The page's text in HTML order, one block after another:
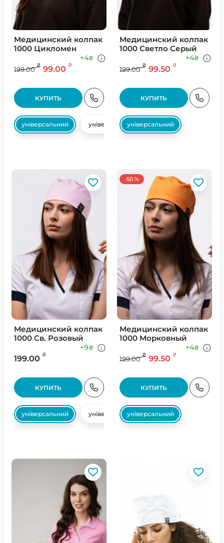
Медицинский колпак
1000 Цикломен
199.00
₴ 99.00 ₴
+4₴
КУПИТЬ
універсальний універсальний
Медицинский колпак
1000 Светло Серый
199.00
₴ 99.50 ₴
+4₴
КУПИТЬ
універсальний
Медицинский колпак
1000 Св. Розовый
199.00 ₴
+9₴
КУПИТЬ
універсальний універсальний
-50 %
Медицинский колпак
1000 Морковный
199.00
₴ 99.50 ₴
+4₴
КУПИТЬ
універсальний